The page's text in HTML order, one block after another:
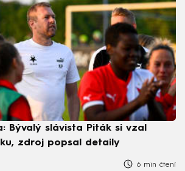
Bývalý slávista Piták si vzal
zdroj popsal detaily
6 min čtení